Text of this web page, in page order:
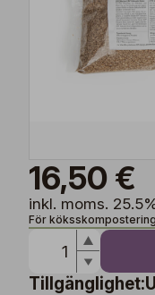
16,50 €
inkl. moms.
För köksskompostering
Tillgänglighet: